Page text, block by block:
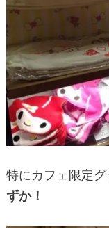
特にカフェ限定
ずか！